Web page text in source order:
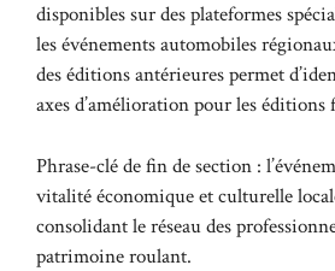
disponibles sur des plateformes
les événements automobiles
des éditions antérieures permet
axes d’amélioration pour les éditions
Phrase-clé de fin de section :
vitalité économique et culturelle
consolidant le réseau des
patrimoine roulant.